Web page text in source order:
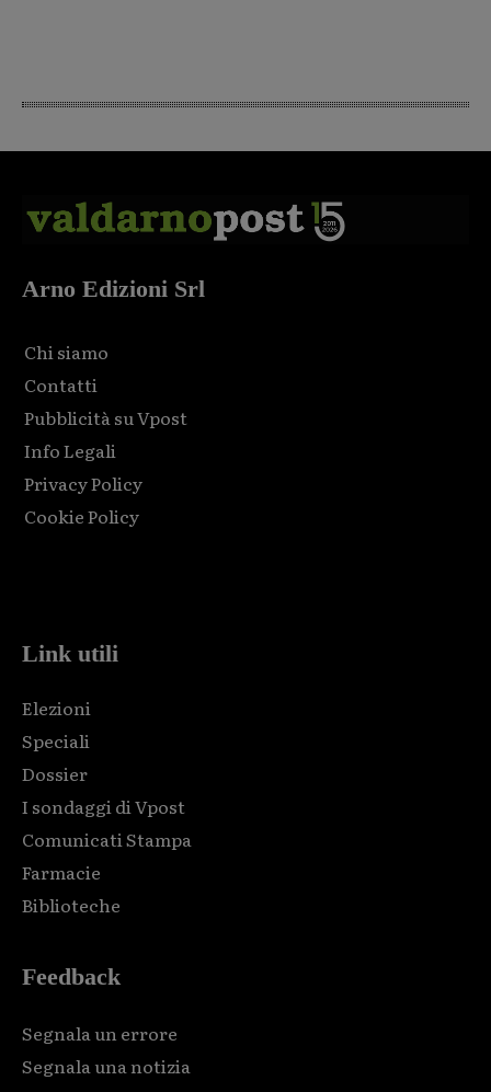
Arno Edizioni Srl
Chi siamo
Contatti
Pubblicità su Vpost
Info Legali
Privacy Policy
Cookie Policy
Link utili
Elezioni
Speciali
Dossier
I sondaggi di Vpost
Comunicati Stampa
Farmacie
Biblioteche
Feedback
Segnala un errore
Segnala una notizia